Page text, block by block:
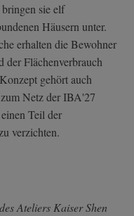
sie elf
Häusern unter.
erhalten die Bewohner
der Flächenverbrauch
gehört auch
Netz der IBA'27
Teil der
verzichten.
Ateliers Kaiser Shen